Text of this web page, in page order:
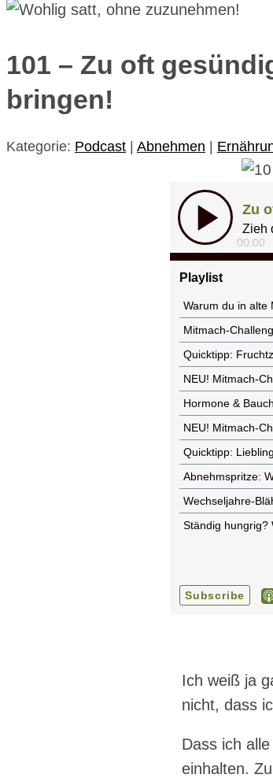
101 – Zu oft
bringen!
Kategorie: Podcast | Abnehmen |
Ich weiß ja
nicht, dass
Dass ich
einhalten.